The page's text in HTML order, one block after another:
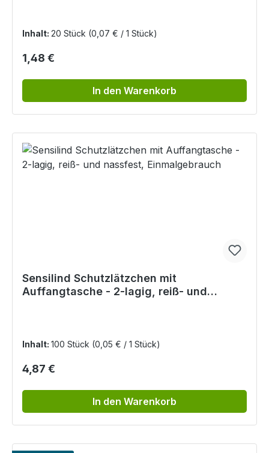
Inhalt: 20 Stück (0,07 € / 1 Stück)
Regulärer Preis:
1,48 €
In den Warenkorb
Sensilind Schutzlätzchen mit
Auffangtasche - 2-lagig, reiß- und
Inhalt: 100 Stück (0,05 € / 1 Stück)
Regulärer Preis:
4,87 €
In den Warenkorb